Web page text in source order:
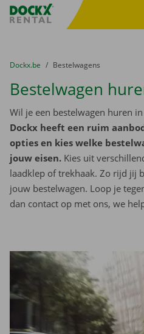
Fratello DEMO
U bevindt zich hier:
van
Dockx.be naar
Bestelwagens
Bestelwagen
Wil je een bestelwagen huren
Dockx heeft een ruim
opties en kies welke
jouw eisen. Kies uit
laadklep of trekhaak. Zo rijd jij
jouw bestelwagen. Loop je
dan contact op met ons, we